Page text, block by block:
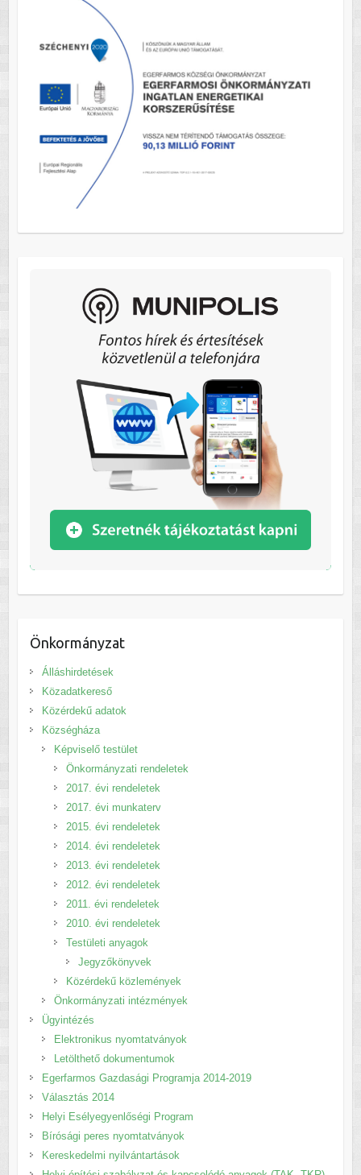
Önkormányzat
Álláshirdetések
Közadatkereső
Közérdekű adatok
Községháza
Képviselő testület
Önkormányzati rendeletek
2017. évi rendeletek
2017. évi munkaterv
2015. évi rendeletek
2014. évi rendeletek
2013. évi rendeletek
2012. évi rendeletek
2011. évi rendeletek
2010. évi rendeletek
Testületi anyagok
Jegyzőkönyvek
Közérdekű közlemények
Önkormányzati intézmények
Ügyintézés
Elektronikus nyomtatványok
Letölthető dokumentumok
Egerfarmos Gazdasági Programja 2014-2019
Választás 2014
Helyi Esélyegyenlőségi Program
Bírósági peres nyomtatványok
Kereskedelmi nyilvántartások